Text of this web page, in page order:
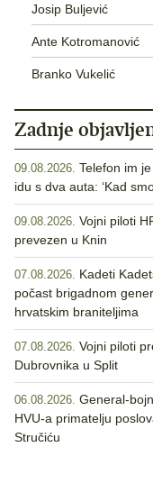
Josip Buljević
Ante Kotromanović
Branko Vukelić
Zadnje
09.08.2026. Telefon im
idu s dva auta: ‘Kad
09.08.2026. Vojni piloti
prevezen u Knin
07.08.2026. Kadeti
počast brigadnom
hrvatskim braniteljima
07.08.2026. Vojni piloti
Dubrovnika u Split
06.08.2026. General-
HVU-a primatelju
Stručiću